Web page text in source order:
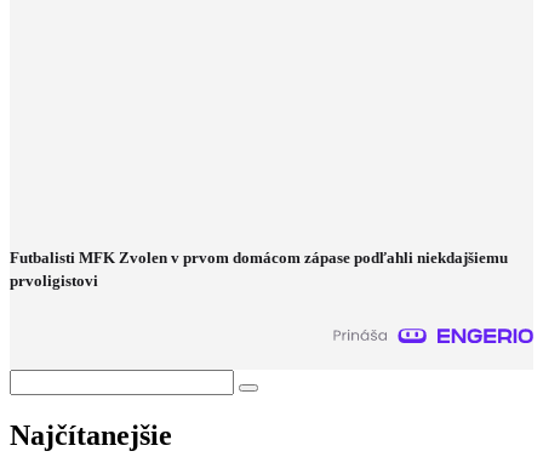
Futbalisti MFK Zvolen v prvom domácom zápase podľahli niekdajšiemu
prvoligistovi
Najčítanejšie